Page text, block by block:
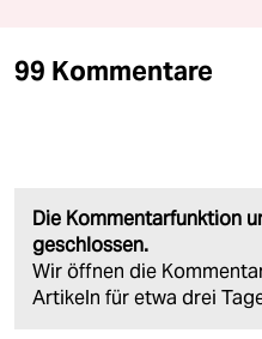
99 Kommentare
Die Kommentarfunktion
geschlossen.
Wir öffnen die
Artikeln für etwa drei